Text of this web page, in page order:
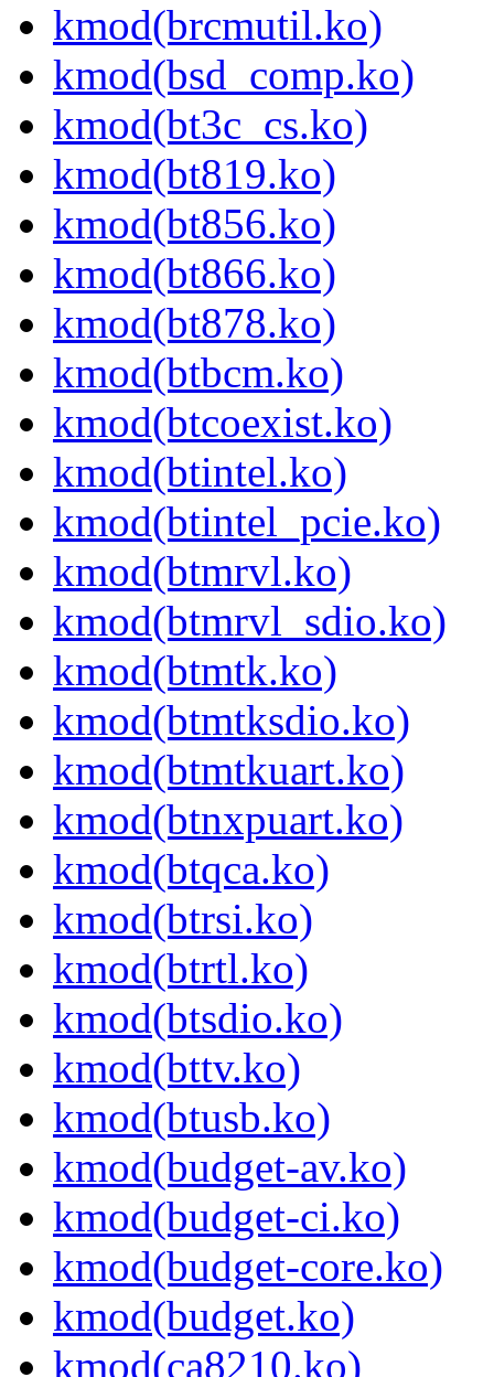
kmod(brcmutil.ko)
kmod(bsd_comp.ko)
kmod(bt3c_cs.ko)
kmod(bt819.ko)
kmod(bt856.ko)
kmod(bt866.ko)
kmod(bt878.ko)
kmod(btbcm.ko)
kmod(btcoexist.ko)
kmod(btintel.ko)
kmod(btintel_pcie.ko)
kmod(btmrvl.ko)
kmod(btmrvl_sdio.ko)
kmod(btmtk.ko)
kmod(btmtksdio.ko)
kmod(btmtkuart.ko)
kmod(btnxpuart.ko)
kmod(btqca.ko)
kmod(btrsi.ko)
kmod(btrtl.ko)
kmod(btsdio.ko)
kmod(bttv.ko)
kmod(btusb.ko)
kmod(budget-av.ko)
kmod(budget-ci.ko)
kmod(budget-core.ko)
kmod(budget.ko)
kmod(ca8210.ko)